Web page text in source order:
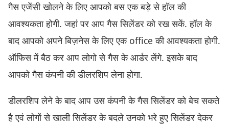
गैस एजेंसी खोलने के लिए आपको बस एक बड़े से हॉल की
आवश्यकता होगी. जहां पर आप गैस सिलेंडर को रख सकें. हॉल के
बाद आपको अपने बिज़नेस के लिए एक office की आवश्यकता होगी.
ऑफिस में बैठ कर आप लोगो से गैस के आर्डर लेंगे. इसके बाद
आपको गैस कंपनी की डीलरशिप लेना होगा.
डीलरशिप लेने के बाद आप उस कंपनी के गैस सिलेंडर को बेच सकते
है एवं लोगों से खाली सिलेंडर के बदले उनको भरे हुए सिलेंडर देकर